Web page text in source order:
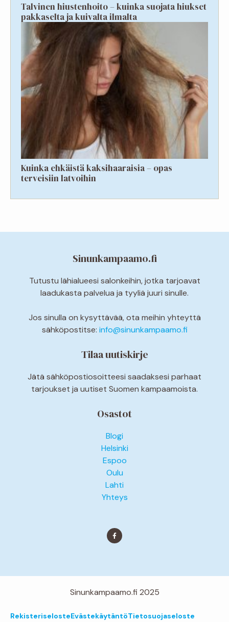
Talvinen hiustenhoito – kuinka suojata hiukset
pakkaselta ja kuivalta ilmalta
Kuinka ehkäistä kaksihaaraisia – opas
terveisiin latvoihin
Sinunkampaamo.fi
Tutustu lähialueesi salonkeihin, jotka tarjoavat
laadukasta palvelua ja tyyliä juuri sinulle.
Jos sinulla on kysyttävää, ota meihin yhteyttä
sähköpostitse: info@sinunkampaamo.fi
Tilaa uutiskirje
Jätä sähköpostiosoitteesi saadaksesi parhaat
tarjoukset ja uutiset Suomen kampaamoista.
Osastot
Blogi
Helsinki
Espoo
Oulu
Lahti
Yhteys
Sinunkampaamo.fi 2025
RekisteriselosteEvästekäytäntöTietosuojaseloste